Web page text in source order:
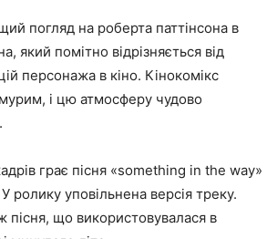
погляд на роберта паттінсона в
який помітно відрізняється від
персонажа в кіно. Кінокомікс
і цю атмосферу чудово
грає пісня «something in the way»
ролику уповільнена версія треку.
пісня, що використовувалася в